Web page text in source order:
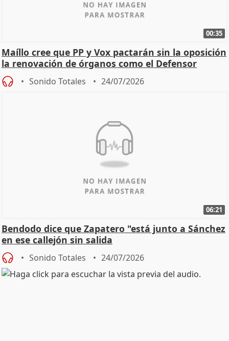
00:35
Maíllo cree que PP y Vox pactarán sin la oposición
la renovación de órganos como el Defensor
Sonido Totales 24/07/2026
06:21
Bendodo dice que Zapatero "está junto a Sánchez
en ese callejón sin salida
Sonido Totales 24/07/2026